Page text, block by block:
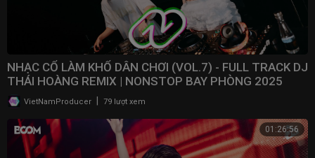
NHẠC CỔ LÀM KHỔ DÂN CHƠI (VOL.7) - FULL TRACK DJ
THÁI HOÀNG REMIX | NONSTOP BAY PHÒNG 2025
VietNamProducer 79 lượt xem
01:26:56